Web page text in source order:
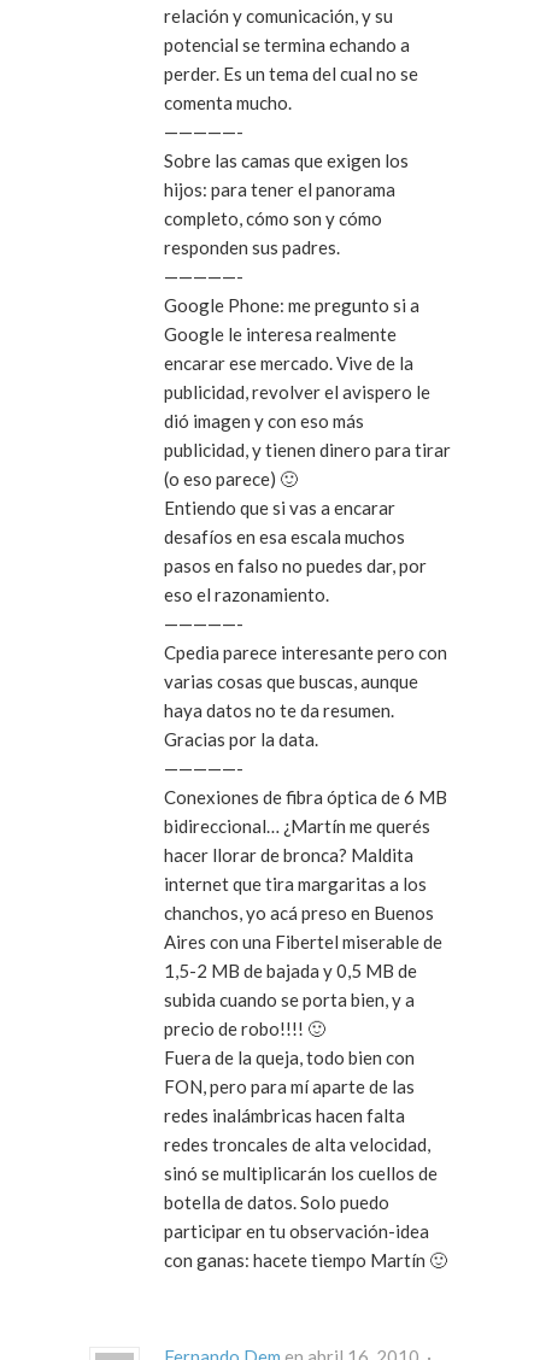
relación y comunicación, y su
potencial se termina echando a
perder. Es un tema del cual no se
comenta mucho.
—————-
Sobre las camas que exigen los
hijos: para tener el panorama
completo, cómo son y cómo
responden sus padres.
—————-
Google Phone: me pregunto si a
Google le interesa realmente
encarar ese mercado. Vive de la
publicidad, revolver el avispero le
dió imagen y con eso más
publicidad, y tienen dinero para tirar
(o eso parece) 🙂
Entiendo que si vas a encarar
desafíos en esa escala muchos
pasos en falso no puedes dar, por
eso el razonamiento.
—————-
Cpedia parece interesante pero con
varias cosas que buscas, aunque
haya datos no te da resumen.
Gracias por la data.
—————-
Conexiones de fibra óptica de 6 MB
bidireccional… ¿Martín me querés
hacer llorar de bronca? Maldita
internet que tira margaritas a los
chanchos, yo acá preso en Buenos
Aires con una Fibertel miserable de
1,5-2 MB de bajada y 0,5 MB de
subida cuando se porta bien, y a
precio de robo!!!! 🙂
Fuera de la queja, todo bien con
FON, pero para mí aparte de las
redes inalámbricas hacen falta
redes troncales de alta velocidad,
sinó se multiplicarán los cuellos de
botella de datos. Solo puedo
participar en tu observación-idea
con ganas: hacete tiempo Martín 🙂